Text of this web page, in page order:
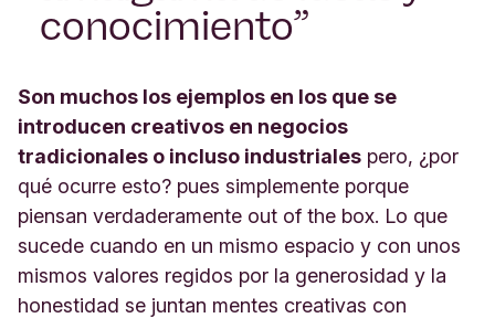
conocimiento
Son muchos los ejemplos en los que se
introducen creativos en negocios
tradicionales o incluso industriales pero, ¿por
qué ocurre esto? pues simplemente porque
piensan verdaderamente out of the box. Lo que
sucede cuando en un mismo espacio y con unos
mismos valores regidos por la generosidad y la
honestidad se juntan mentes creativas con